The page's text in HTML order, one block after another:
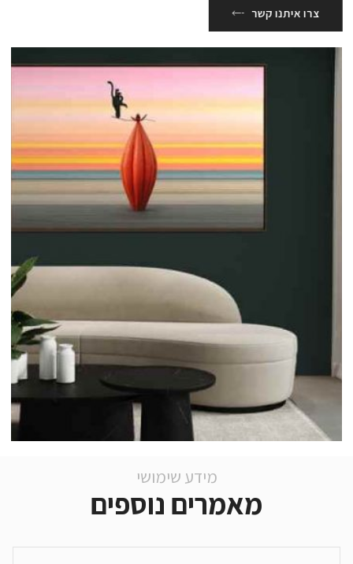
צרו איתנו קשר
מידע שימושי
מאמרים נוספים